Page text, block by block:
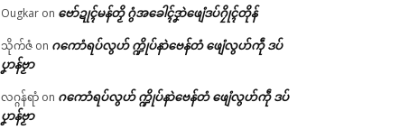
Ougkar on ဗော်ဍုၚ်မန်တၟိ ဂွံအခေါၚ်ဒၞာဲဖျေံဒပ်ဂၠိုၚ်တိုန်
သိုက်ဇံ on ဂကောံရပ်လွဟ် က္ဍိုပ်နာဲဗေန်တံ ဖျေံလွဟ်ကဵု ဒပ်
ပၞာန်ဗၟာ
လဂ္ဂန်ရာံ on ဂကောံရပ်လွဟ် က္ဍိုပ်နာဲဗေန်တံ ဖျေံလွဟ်ကဵု ဒပ်
ပၞာန်ဗၟာ